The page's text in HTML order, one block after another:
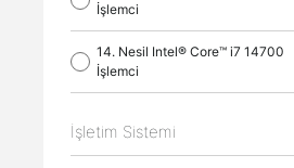
İşlemci
14. Nesil Intel® Core™ i7 14700
İşlemci
İşletim Sistemi